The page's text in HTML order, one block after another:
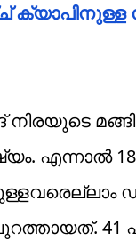
നിരയുടെ
എന്നാല്‍
41